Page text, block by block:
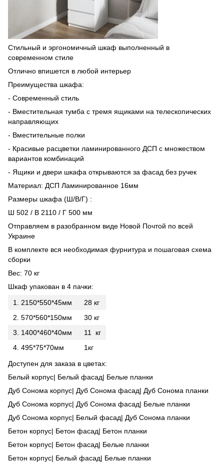
Стильный и эргономичный шкаф выполненный в
современном стиле
Отлично впишется в любой интерьер
Преимущества шкафа:
- Современный стиль
- Вместительная тумба с тремя ящиками на телескопических
направляющих
- Вместительные полки
- Красивые расцветки ламинированного ДСП с множеством
вариантов комбинаций
- Ящики и двери шкафа открываются за фасад без ручек
Материал: ДСП Ламинированное 16мм
Размеры шкафа (Ш/В/Г) :
Ш 502 / В 2110 / Г 500 мм
Отправляем в разобранном виде Новой Почтой по всей
Украине
В комплекте вся необходимая фурнитура и пошаговая схема
сборки
Вес: 70 кг
Шкаф упакован в 4 пачки:
1. 2150*550*45мм
28 кг
2. 570*560*150мм
30 кг
3. 1400*460*40мм
11 кг
4. 495*75*70мм
1кг
Доступен для заказа в цветах:
Белый корпус| Белый фасад| Белые планки
Дуб Сонома корпус| Дуб Сонома фасад| Дуб Сонома планки
Дуб Сонома корпус| Дуб Сонома фасад| Белые планки
Дуб Сонома корпус| Белый фасад| Дуб Сонома планки
Бетон корпус| Бетон фасад| Бетон планки
Бетон корпус| Бетон фасад| Белые планки
Бетон корпус| Белый фасад| Белые планки